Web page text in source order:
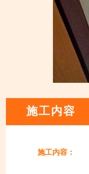
施工内容
施工内容：